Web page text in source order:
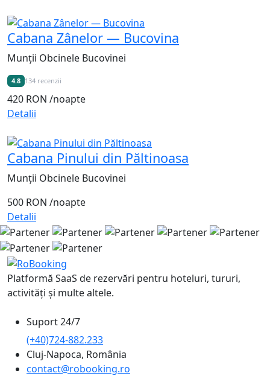
Cabana Zânelor — Bucovina
Munții Obcinele Bucovinei
4.8 134 recenzii
420 RON /noapte
Detalii
Cabana Pinului din Păltinoasa
Munții Obcinele Bucovinei
500 RON /noapte
Detalii
Platformă SaaS de rezervări pentru hoteluri, tururi,
activități și multe altele.
Suport 24/7
(+40)724-882.233
Cluj-Napoca, România
contact@robooking.ro